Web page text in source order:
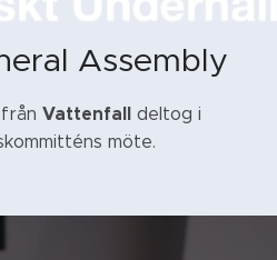
Assembly
Vattenfall deltog i
möte.